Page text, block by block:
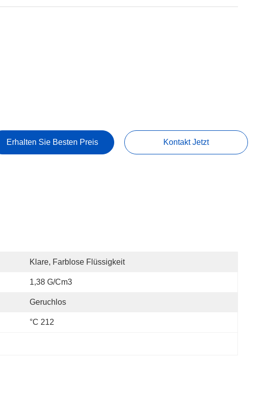
Erhalten Sie Besten Preis Kontakt Jetzt
Klare, Farblose Flüssigkeit
1,38 G/cm3
Geruchlos
°C 212